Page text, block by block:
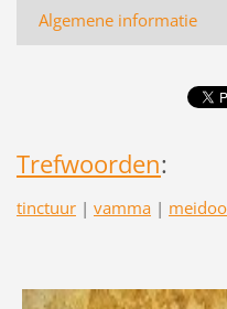
Algemene informatie
Trefwoorden:
tinctuur | vamma |